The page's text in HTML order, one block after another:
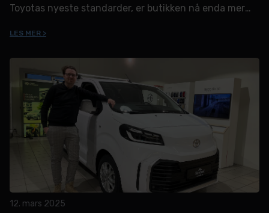
Toyotas nyeste standarder, er butikken nå enda mer
som kommer inn for service.
LES MER >
12. mars 2025